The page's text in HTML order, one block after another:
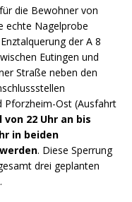
die Bewohner von
echte Nagelprobe
der A 8
Eutingen und
Straße neben den
Pforzheim-Ost (Ausfahrt
22 Uhr an bis
in beiden
. Diese Sperrung
drei geplanten